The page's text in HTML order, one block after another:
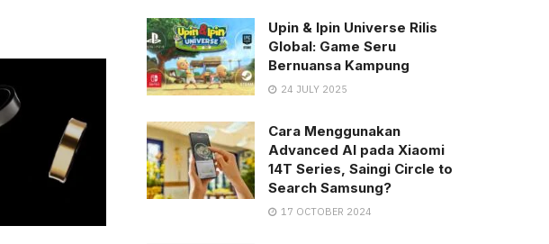
Upin & Ipin Universe Rilis
Global: Game Seru
Bernuansa Kampung
24 JULY 2025
Cara Menggunakan
Advanced AI pada Xiaomi
14T Series, Saingi Circle to
Search Samsung?
17 OCTOBER 2024